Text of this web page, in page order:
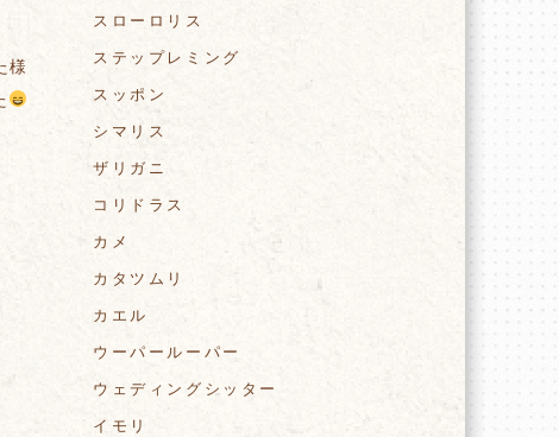
様
スローロリス
ステップレミング
スッポン
シマリス
ザリガニ
コリドラス
カメ
カタツムリ
カエル
ウーパールーパー
ウェディングシッター
イモリ